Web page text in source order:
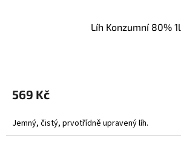
Líh Konzumní 80% 1l
produktu
je
z
5
569 Kč
Jemný, čistý, prvotřídně upravený líh.